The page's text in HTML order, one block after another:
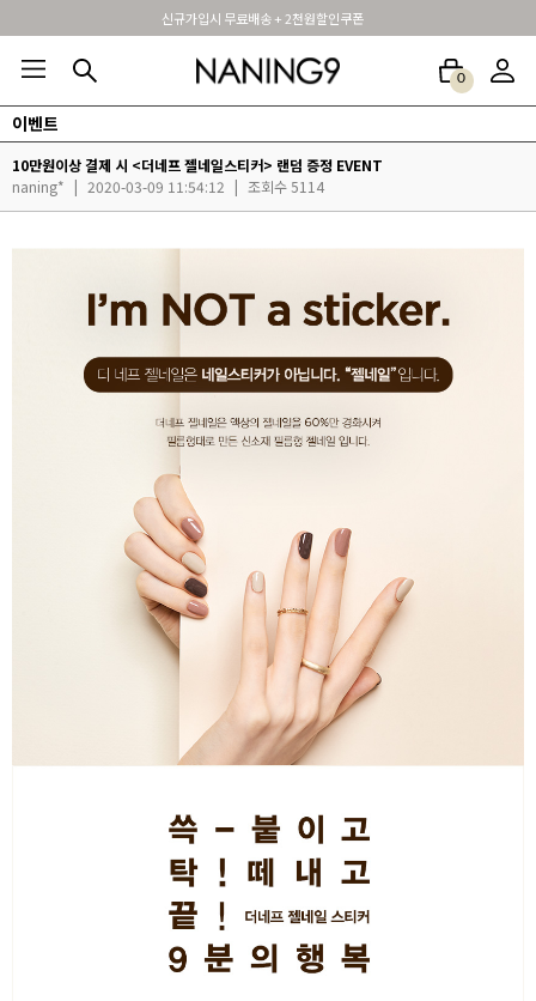
신규가입시 무료배송 + 2천원할인쿠폰
0
BEST100🤍
이벤트
10만원이상 결제 시 <더네프 젤네일스티커> 랜덤 증정 EVENT
naning* | 2020-03-09 11:54:12 | 조회수 5114